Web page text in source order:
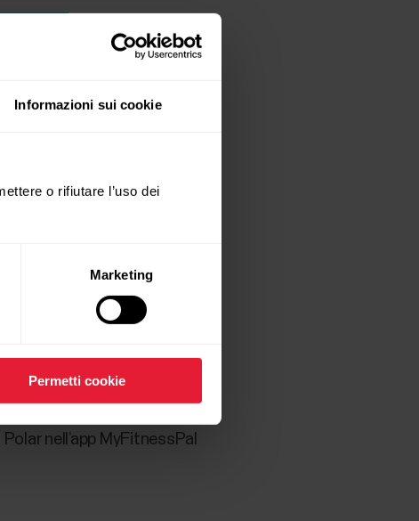
Informazioni sui cookie
o rifiutare l’uso dei
Marketing
Permetti cookie
nell’app MyFitnessPal